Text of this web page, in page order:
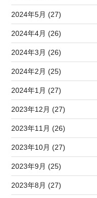
2024年5月 (27)
2024年4月 (26)
2024年3月 (26)
2024年2月 (25)
2024年1月 (27)
2023年12月 (27)
2023年11月 (26)
2023年10月 (27)
2023年9月 (25)
2023年8月 (27)